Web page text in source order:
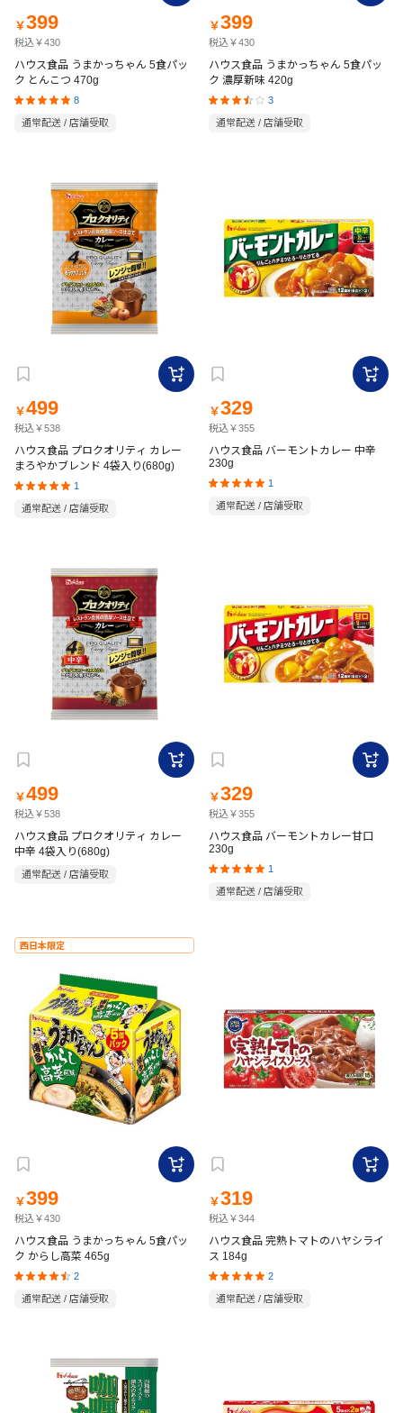
￥399
税込￥430
ハウス食品 うまかっちゃん 5食パッ
ク とんこつ 470g
8
通常配送 / 店舗受取
￥399
税込￥430
ハウス食品 うまかっちゃん 5食パッ
ク 濃厚新味 420g
3
通常配送 / 店舗受取
￥499
税込￥538
ハウス食品 プロクオリティ カレー
まろやかブレンド 4袋入り(680g)
1
通常配送 / 店舗受取
￥329
税込￥355
ハウス食品 バーモントカレー 中辛
230g
1
通常配送 / 店舗受取
￥499
税込￥538
ハウス食品 プロクオリティ カレー
中辛 4袋入り(680g)
通常配送 / 店舗受取
￥329
税込￥355
ハウス食品 バーモントカレー甘口
230g
1
通常配送 / 店舗受取
西日本限定
￥399
税込￥430
ハウス食品 うまかっちゃん 5食パッ
ク からし高菜 465g
2
通常配送 / 店舗受取
￥319
税込￥344
ハウス食品 完熟トマトのハヤシライ
ス 184g
2
通常配送 / 店舗受取